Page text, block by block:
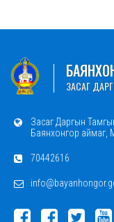
ЗАСАГ
Засаг Даргын
Баянхонгор аймаг,
70442616